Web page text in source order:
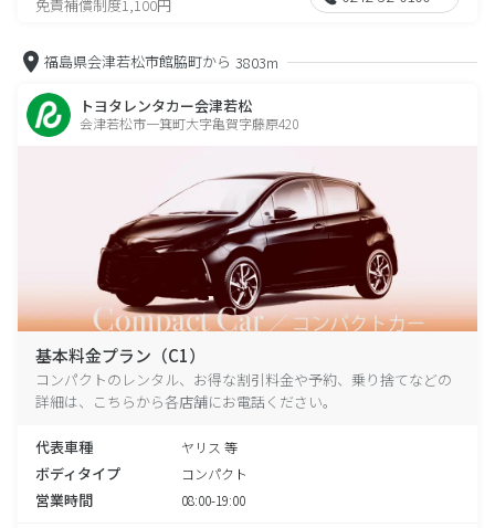
免責補償制度1,100円
福島県会津若松市館脇町から 3803m
トヨタレンタカー会津若松
会津若松市一箕町大字亀賀字藤原420
基本料金プラン（C1）
コンパクトのレンタル、お得な割引料金や予約、乗り捨てなどの
詳細は、こちらから各店舗にお電話ください。
代表車種 ヤリス 等
ボディタイプ コンパクト
営業時間 08:00-19:00